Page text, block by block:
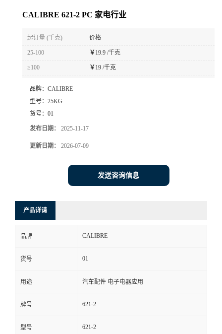
式
言
CALIBRE 621-2 PC 家电行业
起订量 (千克) 价格
25-100 ￥19.9 /千克
≥100 ￥19 /千克
品牌： CALIBRE
型号： 25KG
货号： 01
发布日期： 2025-11-17
更新日期： 2026-07-09
发送咨询信息
产品详请
品牌 CALIBRE
货号 01
用途 汽车配件 电子电器应用
牌号 621-2
型号 621-2